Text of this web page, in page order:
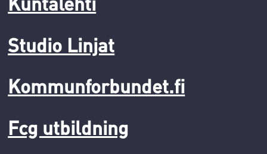
Studio Linjat
Kommunforbundet.fi
Fcg utbildning